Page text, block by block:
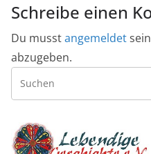
Schreibe einen
Du musstangemeldet
abzugeben.